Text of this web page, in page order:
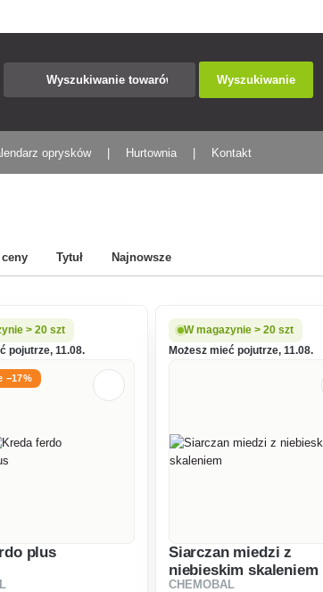
Wyszukiwanie
oprysków Hurtownia Kontakt
ceny Tytuł Najnowsze
> 20 szt
pojutrze, 11.08.
−17%
plus
W magazynie > 20 szt
Możesz mieć pojutrze, 11.08.
Siarczan miedzi z
niebieskim skaleniem
CHEMOBAL